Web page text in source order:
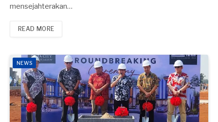
mensejahterakan…
READ MORE
NEWS